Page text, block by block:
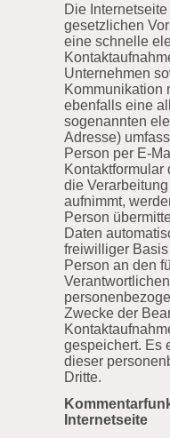
Die
gesetzlichen
eine schnelle
Unternehmen
Kommunikation
ebenfalls eine
sogenannten
Adresse)
Person per E-
Kontaktformular
die
aufnimmt,
Person
Daten
freiwilliger
Person an den
Zwecke der
gespeichert. Es
dieser
Dritte.
Internetseite